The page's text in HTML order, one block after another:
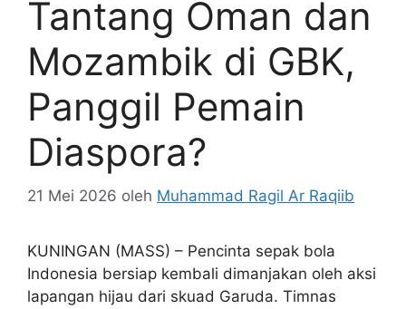
Tantang Oman dan
Mozambik di GBK,
Panggil Pemain
Diaspora?
21 Mei 2026 oleh Muhammad Ragil Ar Raqiib
KUNINGAN (MASS) – Pencinta sepak bola
Indonesia bersiap kembali dimanjakan oleh aksi
lapangan hijau dari skuad Garuda. Timnas